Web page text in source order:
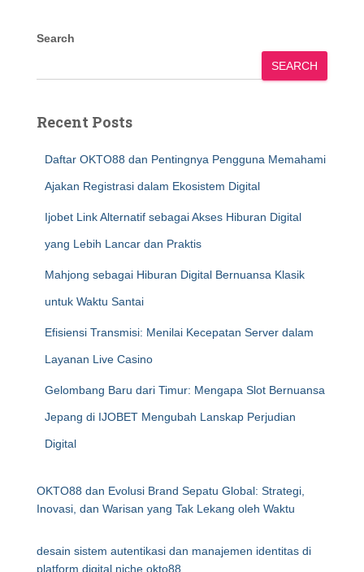
Search
SEARCH
Recent Posts
Daftar OKTO88 dan Pentingnya Pengguna Memahami
Ajakan Registrasi dalam Ekosistem Digital
Ijobet Link Alternatif sebagai Akses Hiburan Digital
yang Lebih Lancar dan Praktis
Mahjong sebagai Hiburan Digital Bernuansa Klasik
untuk Waktu Santai
Efisiensi Transmisi: Menilai Kecepatan Server dalam
Layanan Live Casino
Gelombang Baru dari Timur: Mengapa Slot Bernuansa
Jepang di IJOBET Mengubah Lanskap Perjudian
Digital
OKTO88 dan Evolusi Brand Sepatu Global: Strategi,
Inovasi, dan Warisan yang Tak Lekang oleh Waktu
desain sistem autentikasi dan manajemen identitas di
platform digital niche okto88